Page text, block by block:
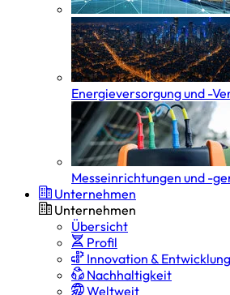
Energieversorgung und -
Messeinrichtungen und -
Unternehmen
Unternehmen
Übersicht
Profil
Innovation & Entwicklung
Nachhaltigkeit
Weltweit